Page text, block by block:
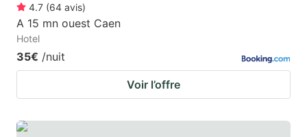
4.7 (64 avis)
A 15 mn ouest Caen
Hotel
35€ /nuit
Voir l’offre